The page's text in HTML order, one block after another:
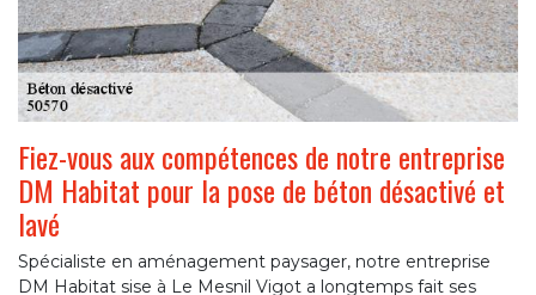
Fiez-vous aux compétences de notre entreprise
DM Habitat pour la pose de béton désactivé et
lavé
Spécialiste en aménagement paysager, notre entreprise
DM Habitat sise à Le Mesnil Vigot a longtemps fait ses